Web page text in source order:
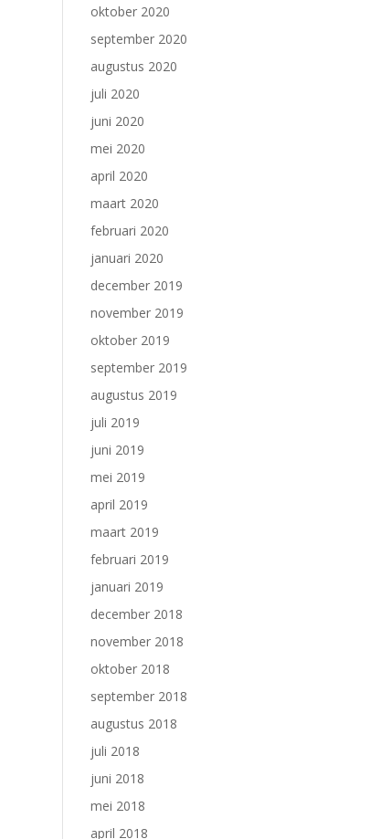
oktober 2020
september 2020
augustus 2020
juli 2020
juni 2020
mei 2020
april 2020
maart 2020
februari 2020
januari 2020
december 2019
november 2019
oktober 2019
september 2019
augustus 2019
juli 2019
juni 2019
mei 2019
april 2019
maart 2019
februari 2019
januari 2019
december 2018
november 2018
oktober 2018
september 2018
augustus 2018
juli 2018
juni 2018
mei 2018
april 2018